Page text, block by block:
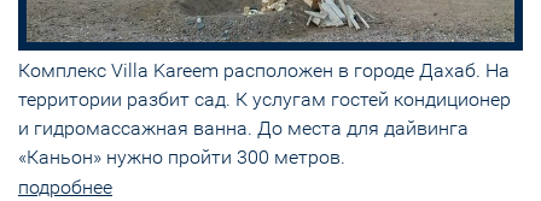
Комплекс Villa Kareem расположен в городе Дахаб. На
территории разбит сад. К услугам гостей кондиционер
и гидромассажная ванна. До места для дайвинга
«Каньон» нужно пройти 300 метров.
подробнее